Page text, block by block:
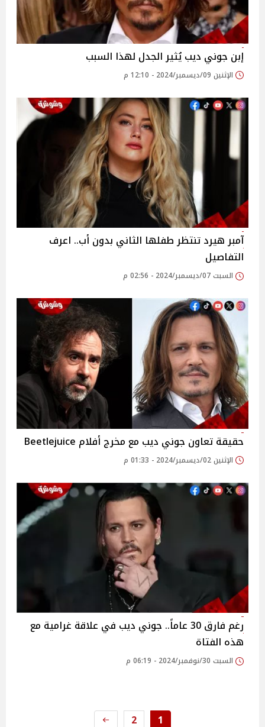
إبن جوني ديب يُثير الجدل لهذا السبب
الإثنين 09/ديسمبر/2024 - 12:10 م
آمبر هيرد تنتظر طفلها الثاني بدون أب.. اعرف
التفاصيل
السبت 07/ديسمبر/2024 - 02:56 م
حقيقة تعاون جوني ديب مع مخرج أفلام Beetlejuice
الإثنين 02/ديسمبر/2024 - 01:33 م
رغم فارق 30 عاماً.. جوني ديب في علاقة غرامية مع
هذه الفتاة
السبت 30/نوفمبر/2024 - 06:19 م
1
2